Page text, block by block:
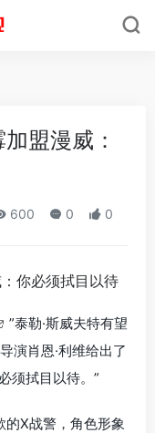
盟漫威：
600 0 0
”泰勒·斯威夫特有望
演肖恩·利维给出了
须拭目以待。”
X战警，角色形象